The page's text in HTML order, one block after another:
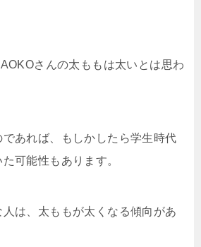
さんの太ももは太いとは思わ
あれば、もしかしたら学生時代
可能性もあります。
は、太ももが太くなる傾向があ